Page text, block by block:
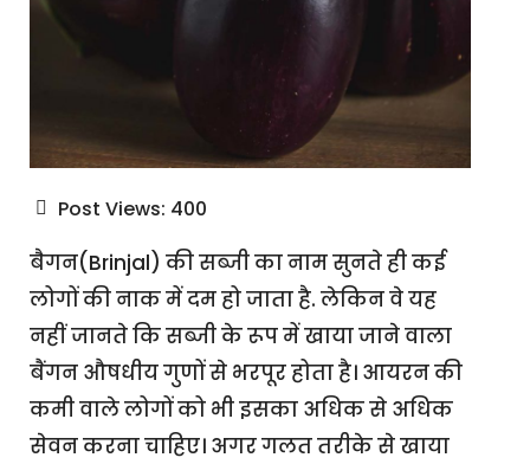
Post Views: 400
बैगन(Brinjal) की सब्जी का नाम सुनते ही कई
लोगों की नाक में दम हो जाता है. लेकिन वे यह
नहीं जानते कि सब्जी के रूप में खाया जाने वाला
बैंगन औषधीय गुणों से भरपूर होता है। आयरन की
कमी वाले लोगों को भी इसका अधिक से अधिक
सेवन करना चाहिए। अगर गलत तरीके से खाया